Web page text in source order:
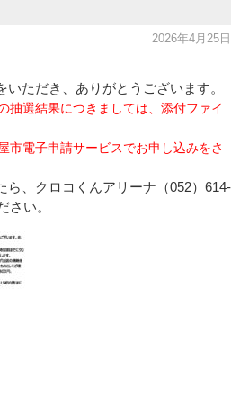
2026年4月25日
いただき、ありがとうございます。
抽選結果につきましては、添付ファイ
市電子申請サービスでお申し込みをさ
ら、クロコくんアリーナ（052）614-
さい。